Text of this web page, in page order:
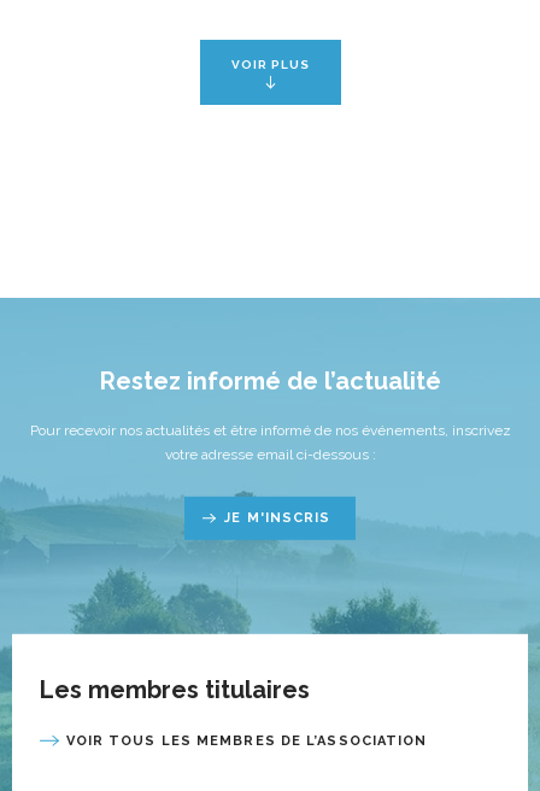
VOIR PLUS
Restez informé de l’actualité
Pour recevoir nos actualités et être informé de nos événements, inscrivez
votre adresse email ci-dessous :
JE M'INSCRIS
Les membres titulaires
VOIR TOUS LES MEMBRES DE L’ASSOCIATION